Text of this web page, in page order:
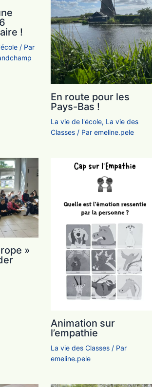
!
/ Par
En route pour les
Pays-Bas !
La vie de l'école, La vie des
Classes/ Par emeline.pele
»
Animation sur
l’empathie
La vie des Classes/ Par
emeline.pele